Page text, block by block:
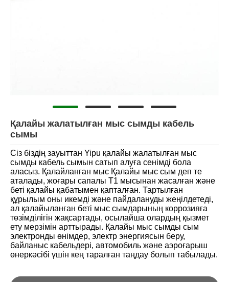
Қалайы жалатылған мыс сымды кабель
сымы
Сіз біздің зауыттан Yipu қалайы жалатылған мыс
сымды кабель сымын сатып алуға сенімді бола
аласыз. Қалайланған мыс Қалайы мыс сым деп те
аталады, жоғары сапалы T1 мысынан жасалған және
беті қалайы қабатымен қапталған. Тартылған
құрылым оны икемді және пайдалануды жеңілдетеді,
ал қалайыланған беті мыс сымдарының коррозияға
төзімділігін жақсартады, осылайша олардың қызмет
ету мерзімін арттырады. Қалайы мыс сымды сым
электронды өнімдер, электр энергиясын беру,
байланыс кабельдері, автомобиль және аэроғарыш
өнеркәсібі үшін кең таралған таңдау болып табылады.